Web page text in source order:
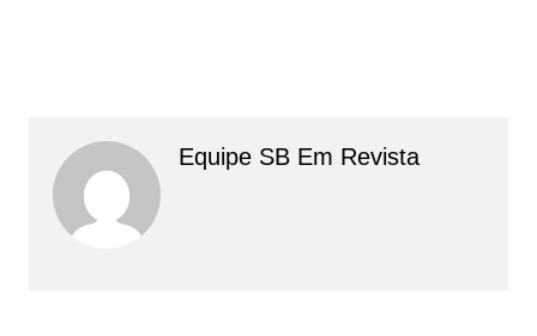
Equipe SB Em Revista